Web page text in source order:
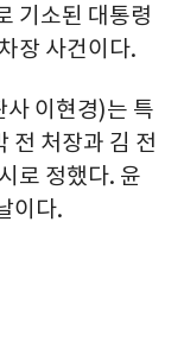
기소된 대통령
장 사건이다.
이현경)는 특
전 처장과 김 전
로 정했다. 윤
이다.